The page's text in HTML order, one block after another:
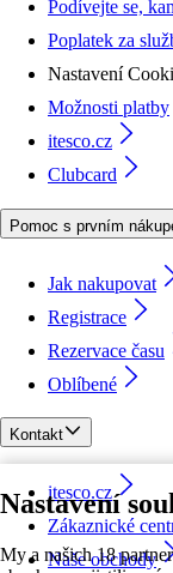
Nastavení
My a našich 18
Podívejte se,
Poplatek za
Nastavení
Možnosti platby
itesco.cz
Clubcard
Pomoc s prvním
Jak nakupovat
Registrace
Rezervace času
Oblíbené
Kontakt
itesco.cz
Zákaznické
Naše obchody